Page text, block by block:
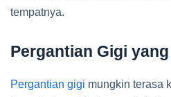
tempatnya.
Pergantian Gigi
Pergantian gigi mungkin terasa